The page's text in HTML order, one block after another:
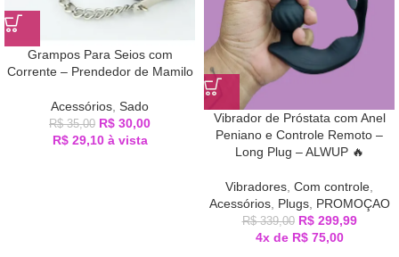
Grampos Para Seios com
Corrente – Prendedor de Mamilo
Acessórios Sado
R$35,00 R$ 30,00
R$29,10 à vista
Vibrador de Próstata com Anel
Peniano e Controle Remoto –
Long Plug – ALWUP 🔥
Vibradores, Com controle,
Acessórios, Plugs, PROMOÇAO
R$339,00 R$299,99
4x de R$75,00